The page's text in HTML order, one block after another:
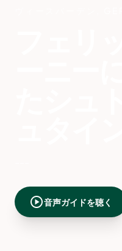
play_circle音声ガイドを聴く